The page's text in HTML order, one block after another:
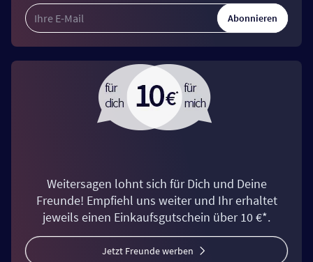
Abonnieren
Weitersagen lohnt sich für Dich und Deine
Freunde! Empfiehl uns weiter und Ihr erhaltet
jeweils einen Einkaufsgutschein über 10 €*.
Jetzt Freunde werben